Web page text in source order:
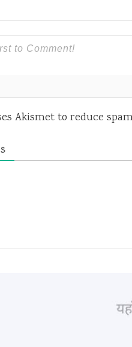
Akismet to reduce